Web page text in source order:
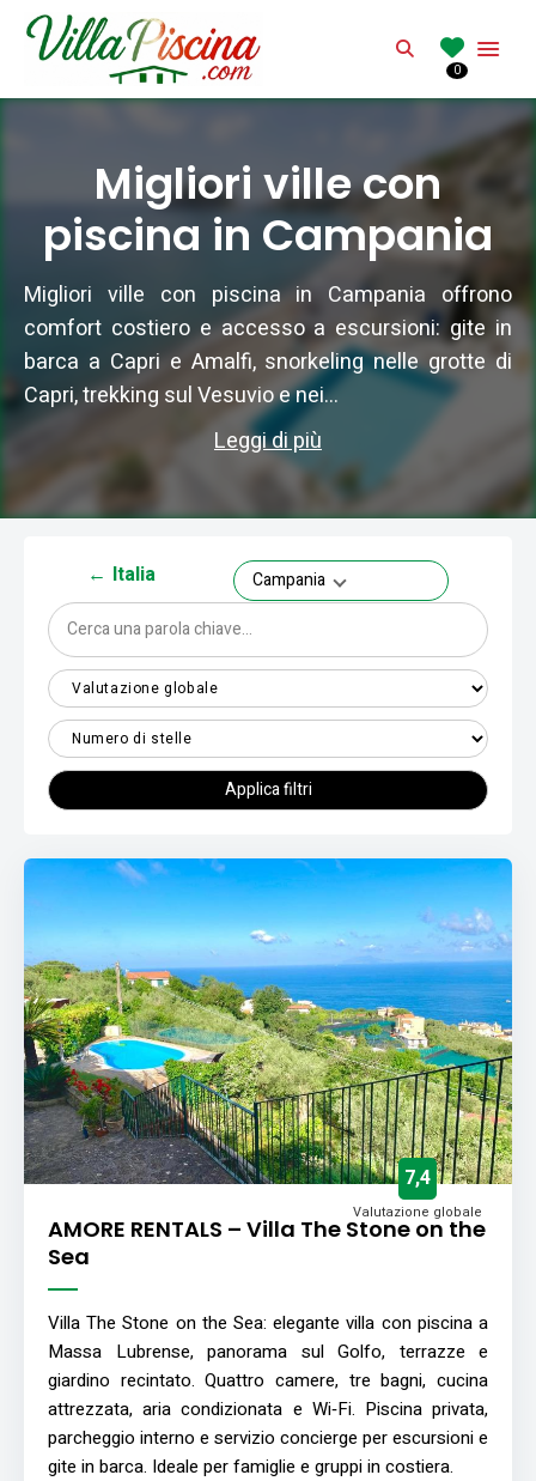
Search
0
Migliori ville con
piscina in Campania
Migliori ville con piscina in Campania offrono
comfort costiero e accesso a escursioni: gite in
barca a Capri e Amalfi, snorkeling nelle grotte di
Capri, trekking sul Vesuvio e nei...
Leggi di più
← Italia Campania
Applica filtri
AMORE RENTALS – Villa The Stone on the
Sea
7,4
Valutazione globale
Villa The Stone on the Sea: elegante villa con piscina a
Massa Lubrense, panorama sul Golfo, terrazze e
giardino recintato. Quattro camere, tre bagni, cucina
attrezzata, aria condizionata e Wi‑Fi. Piscina privata,
parcheggio interno e servizio concierge per escursioni e
gite in barca. Ideale per famiglie e gruppi in costiera.